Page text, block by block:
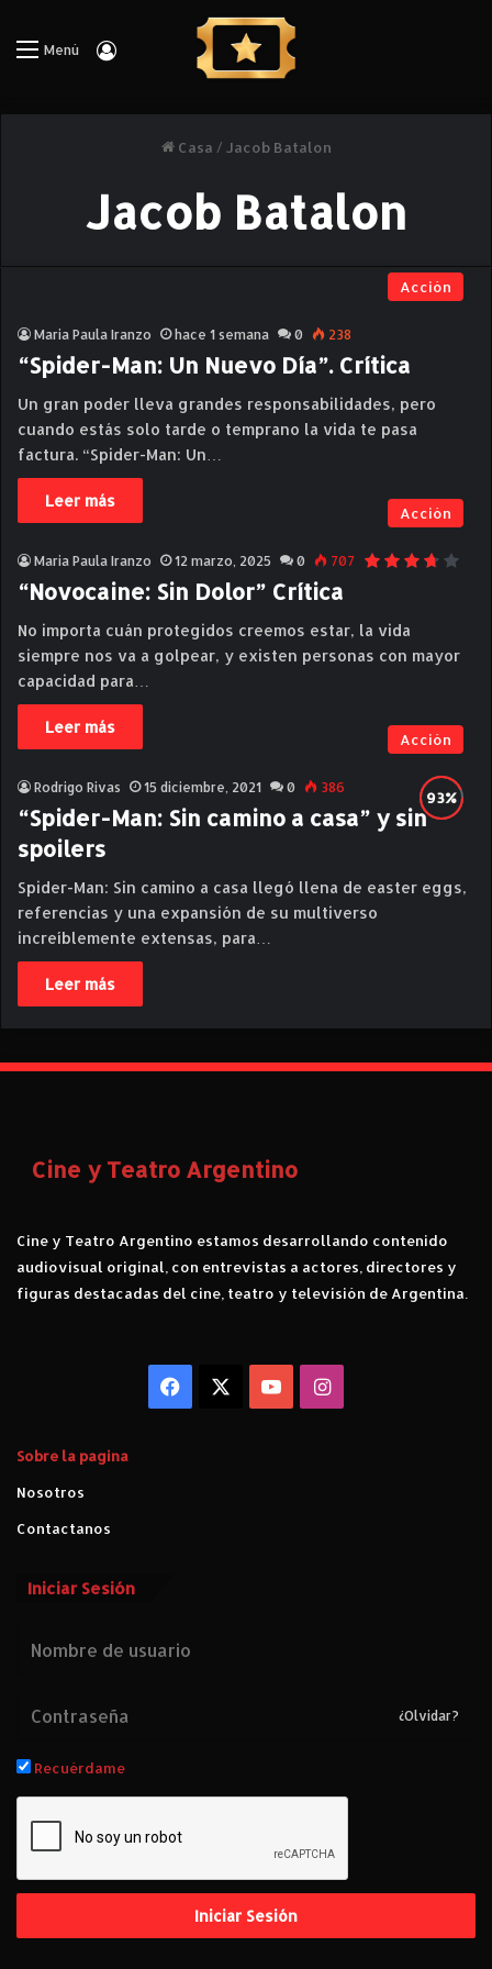
Menú Iniciar Sesión
Casa / Jacob Batalon
Jacob Batalon
Acción
Maria Paula Iranzo hace 1 semana 0 238
“Spider-Man: Un Nuevo Día”. Crítica
Un gran poder lleva grandes responsabilidades, pero
cuando estás solo tarde o temprano la vida te pasa
factura. “Spider-Man: Un…
Leer más
Acción
Maria Paula Iranzo 12 marzo, 2025 0 707
“Novocaine: Sin Dolor” Crítica
No importa cuán protegidos creemos estar, la vida
siempre nos va a golpear, y existen personas con mayor
capacidad para…
Leer más
Acción
Rodrigo Rivas 15 diciembre, 2021 0 386
“Spider-Man: Sin camino a casa” y sin
spoilers
Spider-Man: Sin camino a casa llegó llena de easter eggs,
referencias y una expansión de su multiverso
increíblemente extensas, para…
Leer más
Cine y Teatro Argentino
Cine y Teatro Argentino estamos desarrollando contenido
audiovisual original, con entrevistas a actores, directores y
figuras destacadas del cine, teatro y televisión de Argentina.
Facebook YouTubeInstagram
Sobre la pagina
Nosotros
Contactanos
Iniciar Sesión
¿Olvidar?
Recuérdame
Iniciar Sesión